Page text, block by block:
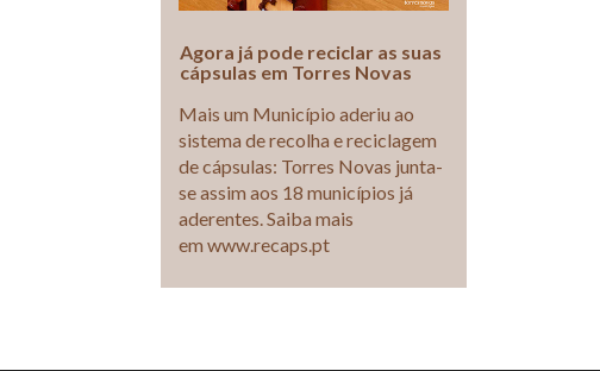
Agora já pode reciclar as suas
cápsulas em Torres Novas
Mais um Município aderiu ao
sistema de recolha e reciclagem
de cápsulas: Torres Novas junta-
se assim aos 18 municípios já
aderentes. Saiba mais
em www.recaps.pt